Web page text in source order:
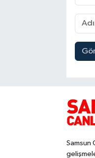
Samsun